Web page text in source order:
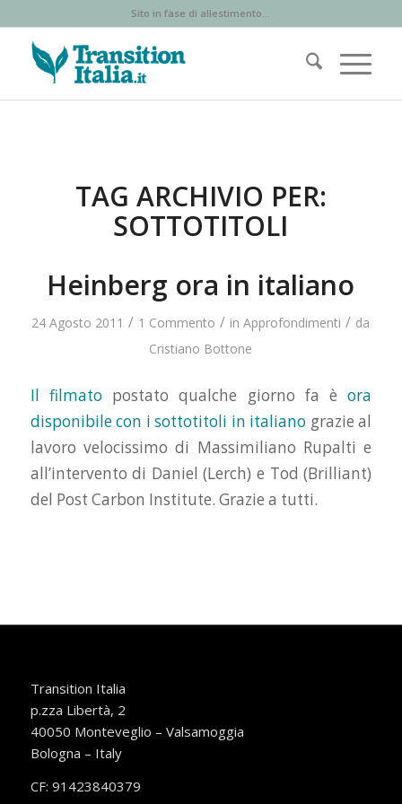
Sito in fase di allestimento...
TAG ARCHIVIO PER:
SOTTOTITOLI
Heinberg ora in italiano
24 Agosto 2011 / 1 Commento / inApprofondimenti / da
Cristiano Bottone
Il filmato postato qualche giorno fa èora
disponibile con i sottotitoli in italiano grazie al
lavoro velocissimo di Massimiliano Rupalti e
all’intervento di Daniel (Lerch) e Tod (Brilliant)
del Post Carbon Institute. Grazie a tutti.
Transition Italia
p.zza Libertà, 2
40050 Monteveglio – Valsamoggia
Bologna – Italy
CF: 91423840379